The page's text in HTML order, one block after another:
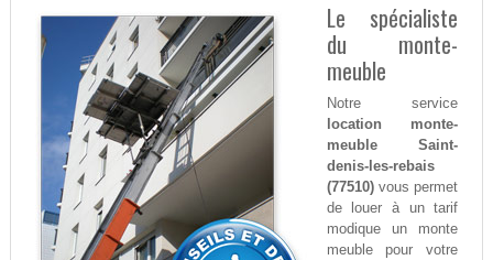
Le spécialiste
du monte-
meuble
Notre service
location monte-
meuble Saint-
denis-les-rebais
(77510)vous permet
de louer à un tarif
modique un monte
meuble pour votre